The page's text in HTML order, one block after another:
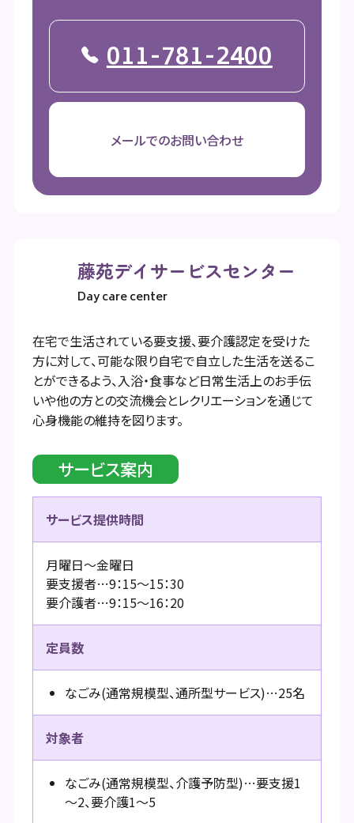
011-781-2400
メールでのお問い合わせ
藤苑デイサービスセンター
Day care center
在宅で生活されている要支援、要介護認定を受けた
方に対して、可能な限り自宅で自立した生活を送るこ
とができるよう、入浴・食事など日常生活上のお手伝
いや他の方との交流機会とレクリエーションを通じて
心身機能の維持を図ります。
サービス案内
サービス提供時間
月曜日～金曜日
要支援者…9：15～15：30
要介護者…9：15～16：20
定員数
なごみ(通常規模型、通所型サービス)…25名
対象者
なごみ(通常規模型、介護予防型)…要支援1
～2、要介護1～5